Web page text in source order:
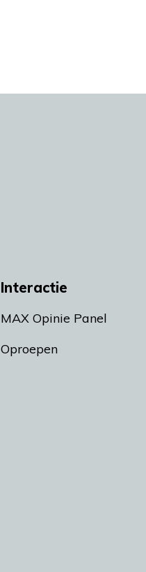
Interactie
MAX Opinie Panel
Oproepen